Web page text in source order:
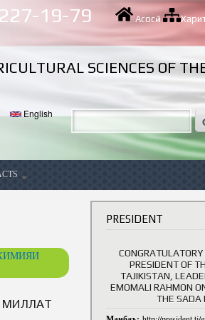
19-79 Асосӣ|
SCIENCES OF
English
МИЛЛАТ
PRESIDENT
PRESIDENT OF
TAJIKISTAN,
EMOMALI RAHMON
THE SADA